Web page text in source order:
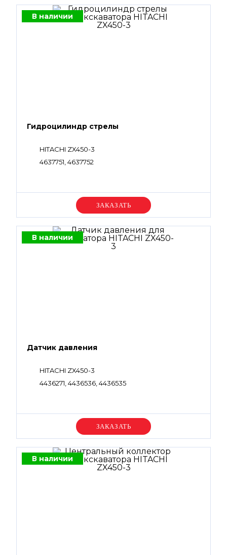
В наличии
Гидроцилиндр стрелы
HITACHI ZX450-3
4637751, 4637752
Уточняйте цену
В наличии
Датчик давления
HITACHI ZX450-3
4436271, 4436536, 4436535
Уточняйте цену
В наличии